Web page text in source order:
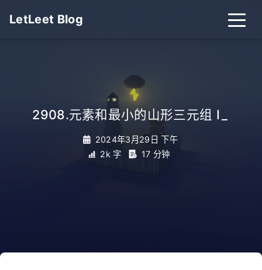
LetLeet Blog
2908.元素和最小的山形三元组 I
2024年3月29日 下午
2k 字
17 分钟